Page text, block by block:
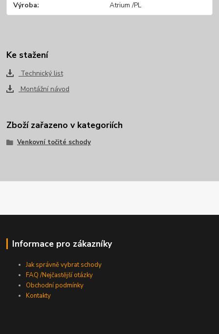
Výroba Atrium /PL
Ke stažení
Technický list
Montážní návod
Zboží zařazeno v kategoriích
Venkovní točité schody
Informace pro zákazníky
Jak správně vybrat schody
FAQ /Nejčastější otázky
Obchodní podmínky
Kontakty